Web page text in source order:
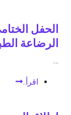
الحفل
الرضاعة
…
اقرأ..